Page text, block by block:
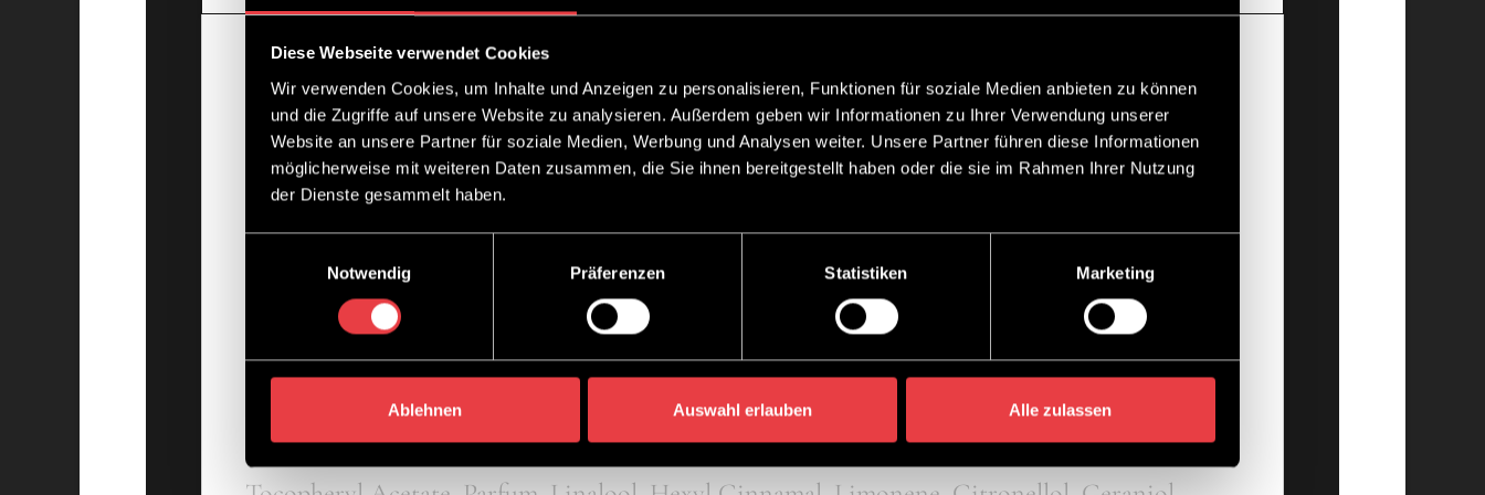
Diese Webseite verwendet Cookies
Wir verwenden Cookies, um Inhalte und Anzeigen zu personalisieren, Funktionen für soziale Medien anbieten zu können
und die Zugriffe auf unsere Website zu analysieren. Außerdem geben wir Informationen zu Ihrer Verwendung unserer
Website an unsere Partner für soziale Medien, Werbung und Analysen weiter. Unsere Partner führen diese Informationen
möglicherweise mit weiteren Daten zusammen, die Sie ihnen bereitgestellt haben oder die sie im Rahmen Ihrer Nutzung
der Dienste gesammelt haben.
Notwendig
Präferenzen Statistiken Marketing
Ablehnen Auswahl erlauben Alle zulassen
Beschreibung
Schwereloses Glanzspray mit Anti Frizz Effekt zum Entwirren und Bändigen des Haars. Auch
für feines, nicht belastbares Haar geeignet. Für seidigen Griff und spielend einfaches
oder trockenen Haar möglich.
Inhaltsstoffe
Alcohol Denat., Butane, C11-13 Isoparaffin, Isobutane, Propane, Phenyl Trimethicone,